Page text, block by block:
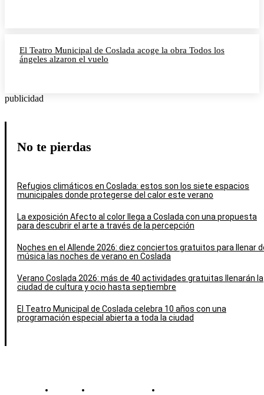
El Teatro Municipal de Coslada acoge la obra Todos los
ángeles alzaron el vuelo
publicidad
No te pierdas
Refugios climáticos en Coslada: estos son los siete espacios
municipales donde protegerse del calor este verano
La exposición Afecto al color llega a Coslada con una propuesta
para descubrir el arte a través de la percepción
Noches en el Allende 2026: diez conciertos gratuitos para llenar
música las noches de verano en Coslada
Verano Coslada 2026: más de 40 actividades gratuitas llenarán la
ciudad de cultura y ocio hasta septiembre
El Teatro Municipal de Coslada celebra 10 años con una
programación especial abierta a toda la ciudad
Contacto Política de cookies